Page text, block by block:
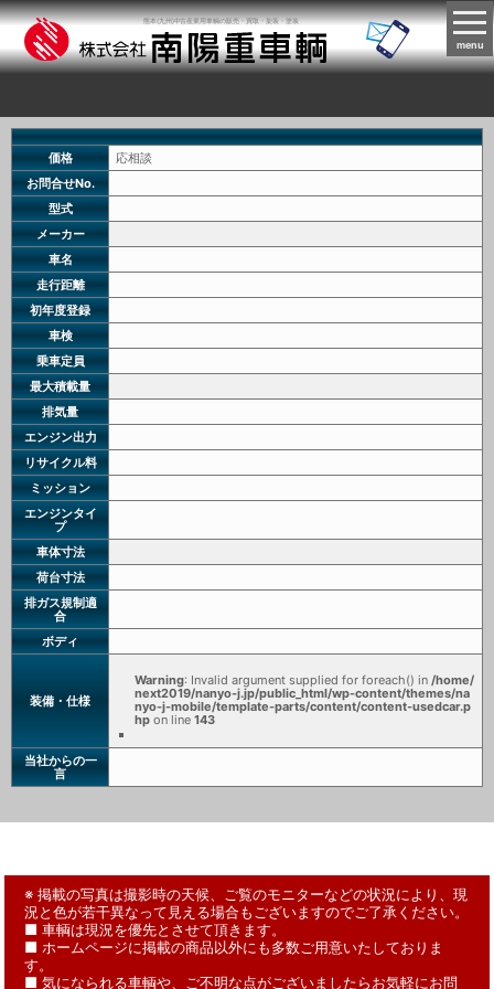
熊本(九州)中古産業用車輌の販売・買取・架装・塗装
menu
価格
応相談
お問合せNo.
型式
メーカー
車名
走行距離
初年度登録
車検
乗車定員
最大積載量
排気量
エンジン出力
リサイクル料
ミッション
エンジンタイ
プ
車体寸法
荷台寸法
排ガス規制適
合
ボディ
装備・仕様
Warning: Invalid argument supplied for foreach() in/home/
next2019/nanyo-j.jp/public_html/wp-content/themes/na
nyo-j-mobile/template-parts/content/content-usedcar.p
hp on line143
当社からの一
言
※ 掲載の写真は撮影時の天候、ご覧のモニターなどの状況により、現
況と色が若干異なって見える場合もございますのでご了承ください。
■ 車輌は現況を優先とさせて頂きます。
■ ホームページに掲載の商品以外にも多数ご用意いたしておりま
す。
■ 気になられる車輌や、ご不明な点がございましたらお気軽にお問